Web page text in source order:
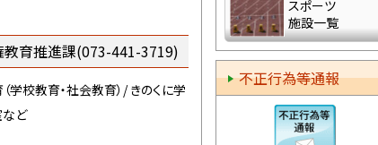
教育推進課(073-441-3719)
学校教育・社会教育）/ きのくに学
ど
スポーツ
施設一覧
不正行為等通報